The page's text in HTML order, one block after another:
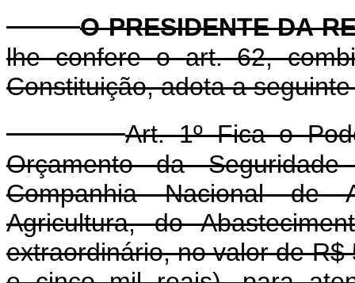
O PRESIDENTE DA
lhe confere o art. 62,
Constituição, adota a
Art. 1º Fica o
Orçamento da
Companhia Nacional de
Agricultura, do
extraordinário, no valor de